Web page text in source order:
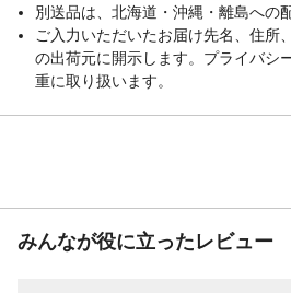
別送品は、北海道・沖縄・離島への
ご入力いただいたお届け先名、住所
の出荷元に開示します。プライバシ
重に取り扱います。
みんなが役に立ったレビュー